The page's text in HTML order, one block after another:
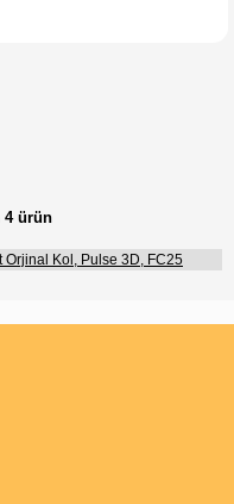
4 ürün
Orjinal Kol, Pulse 3D, FC25